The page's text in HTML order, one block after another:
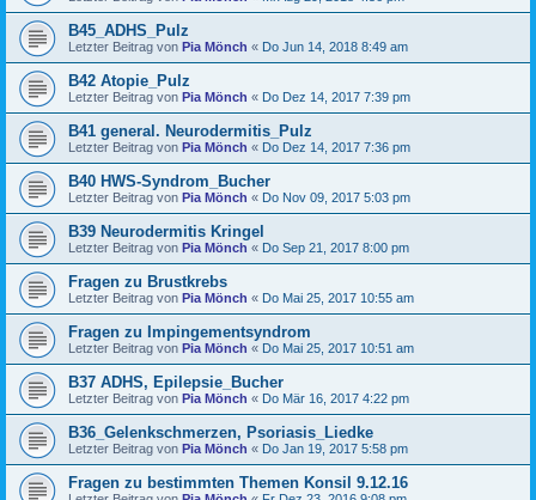
B45_ADHS_Pulz
Letzter Beitrag von Pia Mönch « Do Jun 14, 2018 8:49 am
B42 Atopie_Pulz
Letzter Beitrag von Pia Mönch « Do Dez 14, 2017 7:39 pm
B41 general. Neurodermitis_Pulz
Letzter Beitrag von Pia Mönch « Do Dez 14, 2017 7:36 pm
B40 HWS-Syndrom_Bucher
Letzter Beitrag von Pia Mönch « Do Nov 09, 2017 5:03 pm
B39 Neurodermitis Kringel
Letzter Beitrag von Pia Mönch « Do Sep 21, 2017 8:00 pm
Fragen zu Brustkrebs
Letzter Beitrag von Pia Mönch « Do Mai 25, 2017 10:55 am
Fragen zu Impingementsyndrom
Letzter Beitrag von Pia Mönch « Do Mai 25, 2017 10:51 am
B37 ADHS, Epilepsie_Bucher
Letzter Beitrag von Pia Mönch « Do Mär 16, 2017 4:22 pm
B36_Gelenkschmerzen, Psoriasis_Liedke
Letzter Beitrag von Pia Mönch « Do Jan 19, 2017 5:58 pm
Fragen zu bestimmten Themen Konsil 9.12.16